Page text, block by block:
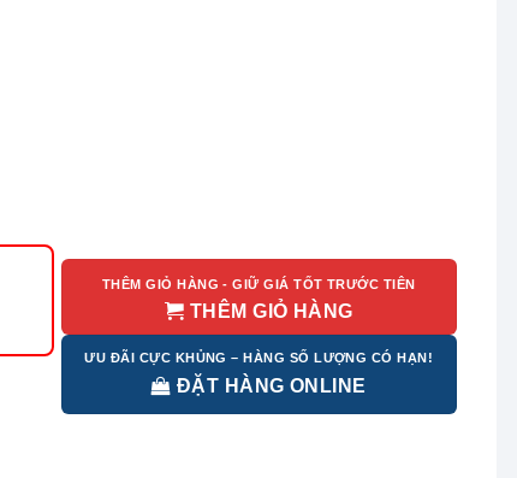
THÊM GIỎ HÀNG - GIỮ GIÁ TỐT TRƯỚC TIÊN
THÊM GIỎ HÀNG
ƯU ĐÃI CỰC KHỦNG – HÀNG SỐ LƯỢNG CÓ HẠN!
ĐẶT HÀNG ONLINE